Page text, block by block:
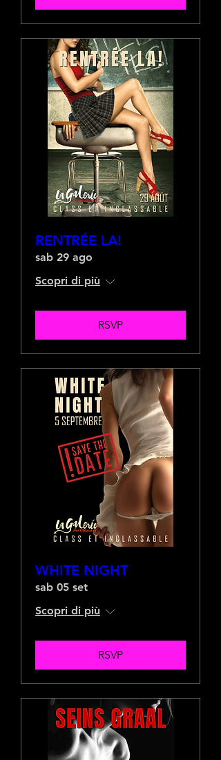
RENTRÉE LA!
sab 29 ago
Scopri di più
RSVP
WHITE NIGHT
sab 05 set
Scopri di più
RSVP